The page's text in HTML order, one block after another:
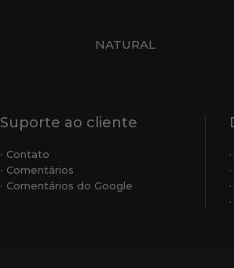
NATURAL
Suporte ao cliente
Contato
Comentários
Comentários do Google